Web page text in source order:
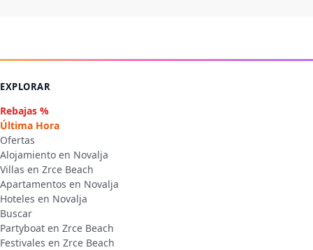
EXPLORAR
Rebajas %
Última Hora
Ofertas
Alojamiento en Novalja
Villas en Zrce Beach
Apartamentos en Novalja
Hoteles en Novalja
Buscar
Partyboat en Zrce Beach
Festivales en Zrce Beach